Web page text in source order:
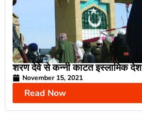
शरण देवे से कन्नी काटत इस्लामिक देश
November 15, 2021
Read Now